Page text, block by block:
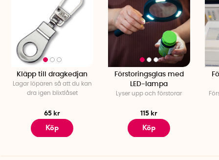
Kläpp till dragkedjan
Lagar löparen så att du kan
dra igen blixtlåset
65 kr
Köp
Förstoringsglas med
LED-lampa
Lyser upp och förstorar
115 kr
Köp